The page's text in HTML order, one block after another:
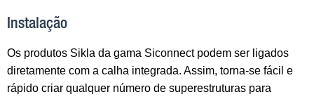
Instalação
Os produtos Sikla da gama Siconnect podem ser ligados
diretamente com a calha integrada. Assim, torna-se fácil e
rápido criar qualquer número de superestruturas para